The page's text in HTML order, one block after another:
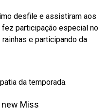
desfile e assistiram aos
fez participação especial no
e participando da
da temporada.
Miss